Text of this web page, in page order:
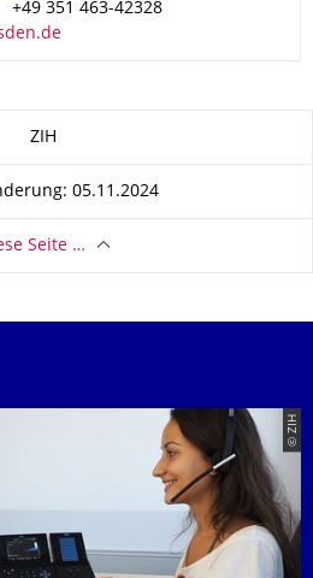
+49 351 463-42328
ZIH
05.11.2024
Seite …
© ZIH